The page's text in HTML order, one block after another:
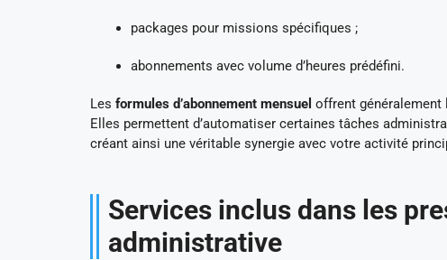
packages pour missions spécifiques ;
abonnements avec volume d’heures prédéfini.
Les formules d’abonnement mensuel offrent généralement
Elles permettent d’automatiser certaines tâches
créant ainsi une véritable synergie avec votre activité
Services inclus dans les
administrative